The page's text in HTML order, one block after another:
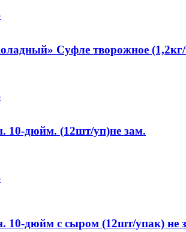
Суфле творожное
10-дюйм. (12шт/уп)не зам.
10-дюйм с сыром (12шт/упак) не